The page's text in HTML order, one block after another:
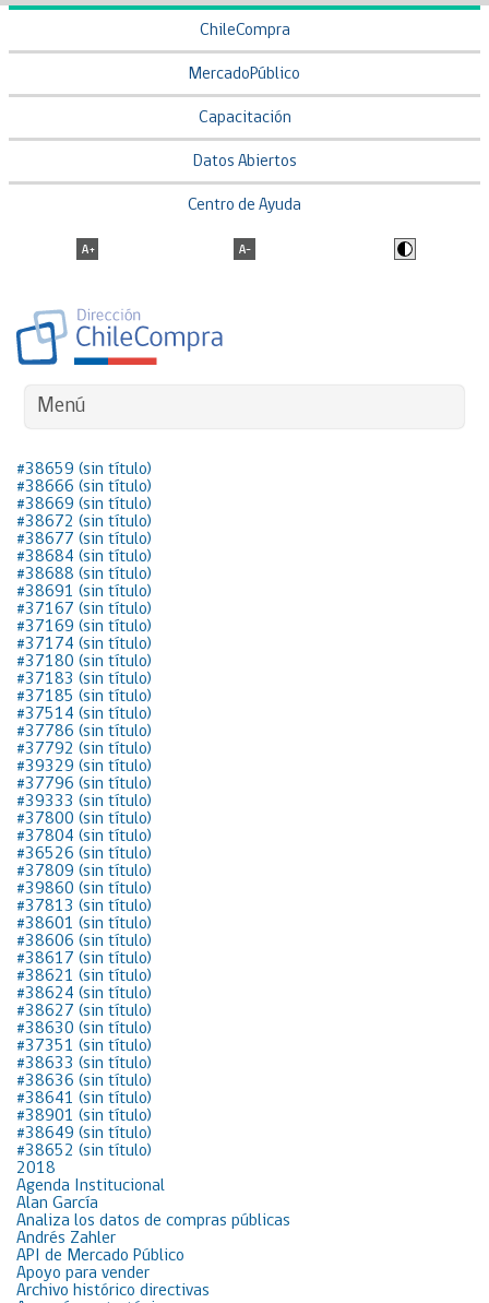
ChileCompra
MercadoPúblico
Capacitación
Datos Abiertos
Centro de Ayuda
Menú
#38659 (sin título)
#38666 (sin título)
#38669 (sin título)
#38672 (sin título)
#38677 (sin título)
#38684 (sin título)
#38688 (sin título)
#38691 (sin título)
#37167 (sin título)
#37169 (sin título)
#37174 (sin título)
#37180 (sin título)
#37183 (sin título)
#37185 (sin título)
#37514 (sin título)
#37786 (sin título)
#37792 (sin título)
#39329 (sin título)
#37796 (sin título)
#39333 (sin título)
#37800 (sin título)
#37804 (sin título)
#36526 (sin título)
#37809 (sin título)
#39860 (sin título)
#37813 (sin título)
#38601 (sin título)
#38606 (sin título)
#38617 (sin título)
#38621 (sin título)
#38624 (sin título)
#38627 (sin título)
#38630 (sin título)
#37351 (sin título)
#38633 (sin título)
#38636 (sin título)
#38641 (sin título)
#38901 (sin título)
#38649 (sin título)
#38652 (sin título)
2018
Agenda Institucional
Alan García
Analiza los datos de compras públicas
Andrés Zahler
API de Mercado Público
Apoyo para vender
Archivo histórico directivas